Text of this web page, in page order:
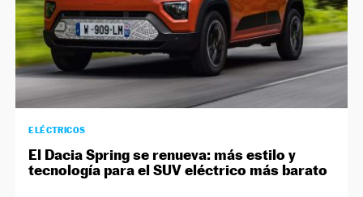
ELÉCTRICOS
El Dacia Spring se renueva: más estilo y
tecnología para el SUV eléctrico más barato